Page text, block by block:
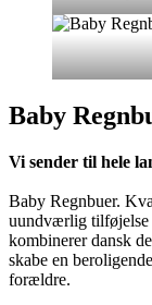
Baby
Vi sender til hele
Baby Regnbuer.
uundværlig tilføjelse
kombinerer dansk
skabe en
forældre.